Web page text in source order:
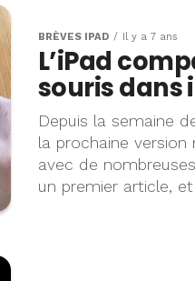
BRÈVES IPAD Il y a 7 ans
L’iPad
souris dans
Depuis la semaine
la prochaine version
avec de
un premier article, et